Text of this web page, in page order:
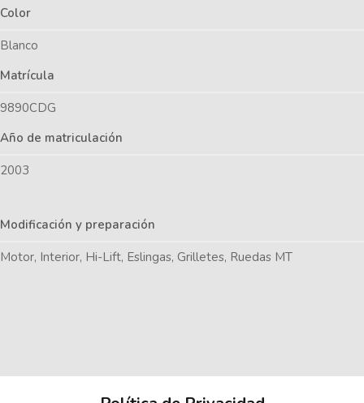
Color
Blanco
Matrícula
9890CDG
Año de matriculación
2003
Modificación y preparación
Motor, Interior, Hi-Lift, Eslingas, Grilletes, Ruedas MT